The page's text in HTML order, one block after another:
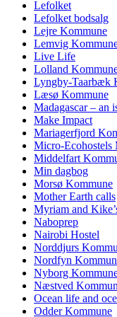
Lefolket
Lefolket bodsalg
Lejre Kommune
Lemvig
Live Life
Lolland
Lyngby-Taarbæk
Læsø Kommune
Madagascar – an
Make Impact
Mariagerfjord
Micro-Ecohostels
Middelfart
Min dagbog
Morsø Kommune
Mother Earth calls
Myriam and
Naboprep
Nairobi Hostel
Norddjurs
Nordfyn
Nyborg
Næstved
Ocean life and
Odder Kommune